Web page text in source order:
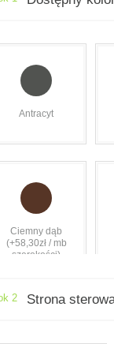
Antracyt
Ciemny dąb
(+58,30zł / mb
szerokości)
2 Strona